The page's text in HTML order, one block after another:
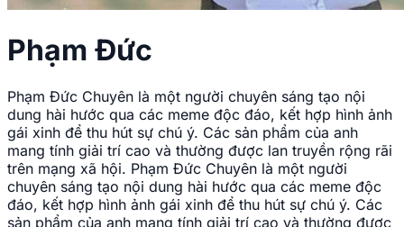
Phạm Đức
Phạm Đức Chuyên là một người chuyên sáng tạo nội
dung hài hước qua các meme độc đáo, kết hợp hình ảnh
gái xinh để thu hút sự chú ý. Các sản phẩm của anh
mang tính giải trí cao và thường được lan truyền rộng rãi
trên mạng xã hội. Phạm Đức Chuyên là một người
chuyên sáng tạo nội dung hài hước qua các meme độc
đáo, kết hợp hình ảnh gái xinh để thu hút sự chú ý. Các
sản phẩm của anh mang tính giải trí cao và thường được